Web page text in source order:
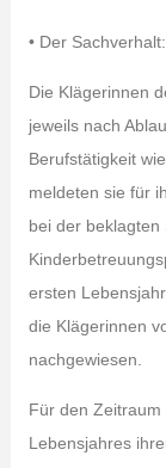
• Der Sachverhalt:
Die Klägerinnen
jeweils nach
Berufstätigkeit
meldeten sie für
bei der beklagten
ersten
die Klägerinnen
nachgewiesen.
Für den Zeitraum
Lebensjahres